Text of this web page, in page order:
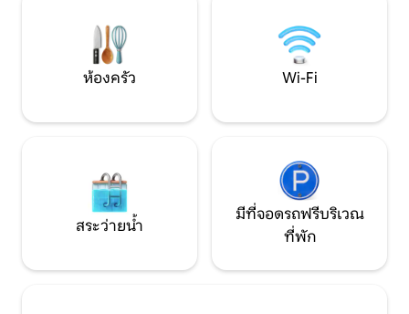
เตียงโซฟา (เหมาะ
และสมาร์ททีวีที่ล้ำ
ห้องครัว Wi-Fi
สระว่ายน้ำ
มีที่จอดรถฟรีบริเวณ
ที่พัก